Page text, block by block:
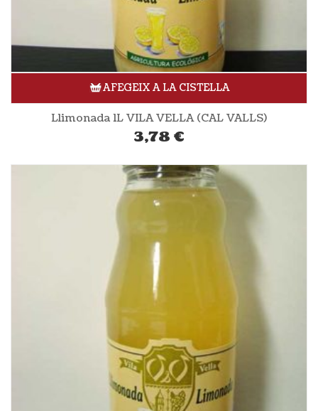
AFEGEIX A LA CISTELLA
Llimonada 1L VILA VELLA (CAL VALLS)
3,78 €